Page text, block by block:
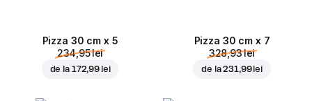
Pizza 30 cm x 5
234,95 lei
de la 172,99 lei
Pizza 30 cm x 7
328,93 lei
de la231,99 lei